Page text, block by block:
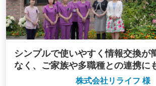
シンプルで使いやすく情報交換が
なく、ご家族や多職種との連携に
株式会社リライフ 様